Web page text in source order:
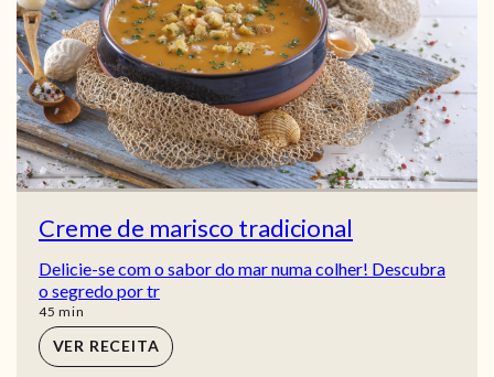
Creme de marisco tradicional
Delicie-se com o sabor do mar numa colher! Descubra
o segredo por tr
45 min
min
VER RECEITA